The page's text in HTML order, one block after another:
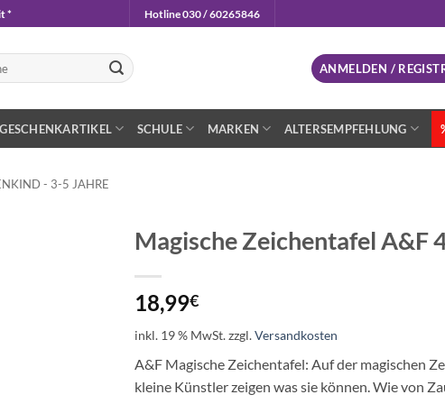
* Hotline 030 / 60265846
ANMELDEN /
GESCHENKARTIKEL SCHULE MARKEN ALTERSEMPFEHLUNG
- 3-5 JAHRE
Magische Zeichentafel A&F
18,99€
inkl. 19 % MwSt.zzgl.Versandkosten
A&F Magische Zeichentafel: Auf der magischen
kleine Künstler zeigen was sie können. Wie von